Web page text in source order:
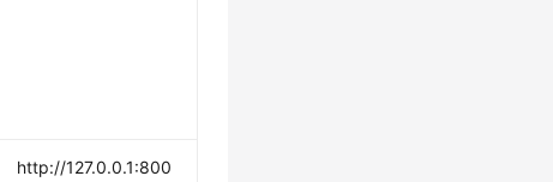
http://127.0.0.1:800